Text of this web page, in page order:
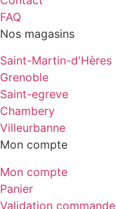
FAQ
Nos magasins
Saint-Martin-d'Hères
Grenoble
Saint-egreve
Chambery
Villeurbanne
Mon compte
Mon compte
Panier
Validation commande